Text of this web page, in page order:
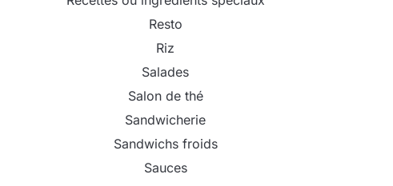
Resto
Riz
Salades
Salon de thé
Sandwicherie
Sandwichs froids
Sauces